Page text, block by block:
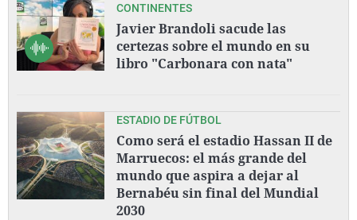
CONTINENTES
Javier Brandoli sacude las
certezas sobre el mundo en su
libro "Carbonara con nata"
ESTADIO DE FÚTBOL
Como será el estadio Hassan II de
Marruecos: el más grande del
mundo que aspira a dejar al
Bernabéu sin final del Mundial
2030